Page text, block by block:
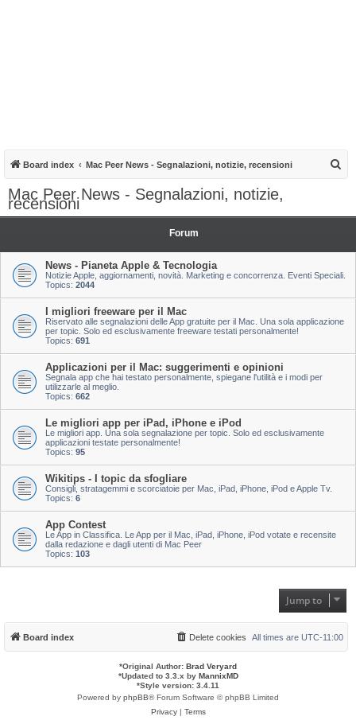
Board index Mac Peer News - Segnalazioni, notizie, recensioni
r
Mac Peer News - Segnalazioni, notizie,
recensioni
Forum
News - Pianeta Apple & Tecnologia
Notizie Apple, aggiornamenti, novità. Marketing e concorrenza. Eventi Speciali.
Topics: 2044
I migliori freeware per il Mac
Riservato alle segnalazioni delle App gratuite per il Mac. Una sola applicazione
per topic. Solo ed esclusivamente freeware testati personalmente!
Topics: 691
Applicazioni per il Mac: suggerimenti e opinioni
Segnala app che hai testato personalmente, spiegane l'utilità e i modi per
utilizzarle al meglio.
Topics: 662
Le migliori app per iPad, iPhone e iPod
Le migliori app. Una sola segnalazione per topic. Solo ed esclusivamente
applicazioni testate personalmente!
Topics: 95
Wikitips - I topic da sfogliare
Consigli, stratagemmi e scorciatoie per Mac, iPad, iPhone, iPod e Apple Tv.
Topics: 6
App Contest
Le App in Classifica. Le App per il Mac, iPad, iPhone, iPod votate e recensite
dalla redazione e dagli utenti di Mac Peer
Topics: 103
Jump to
Board index All times are UTC-11:00
Delete cookies
*Original Author: Brad Veryard
*Updated to 3.3.x by MannixMD
*Style version: 3.4.11
Powered by phpBB® Forum Software © phpBB Limited
Privacy| Terms